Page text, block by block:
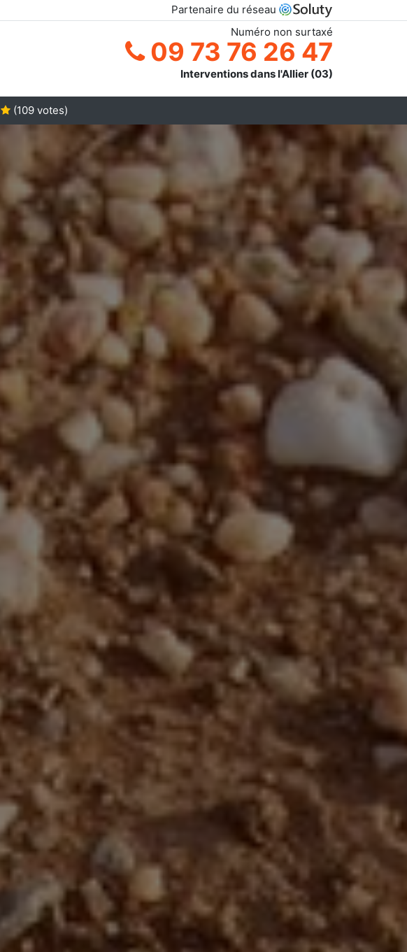
Partenaire du réseau
Numéro non surtaxé
09 73 76 26 47
Interventions dans l'Allier (03)
(109votes)